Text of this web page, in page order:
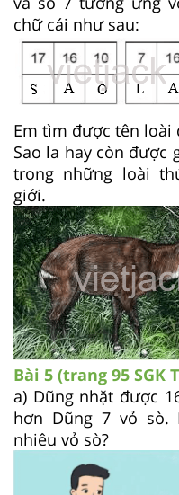
chữ cái như sau:
Em tìm được tên loài
Sao la hay còn được
trong những loài
giới.
Bài 5 (trang 95 SGK
a) Dũng nhặt được
hơn Dũng 7 vỏ sò.
nhiêu vỏ sò?